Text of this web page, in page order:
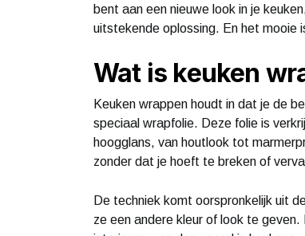
bent aan een nieuwe look in je
uitstekende oplossing. En het mooie
Wat is keuken
Keuken wrappen houdt in dat je de
speciaal wrapfolie. Deze folie is
hoogglans, van houtlook tot
zonder dat je hoeft te breken of
De techniek komt oorspronkelijk uit
ze een andere kleur of look te